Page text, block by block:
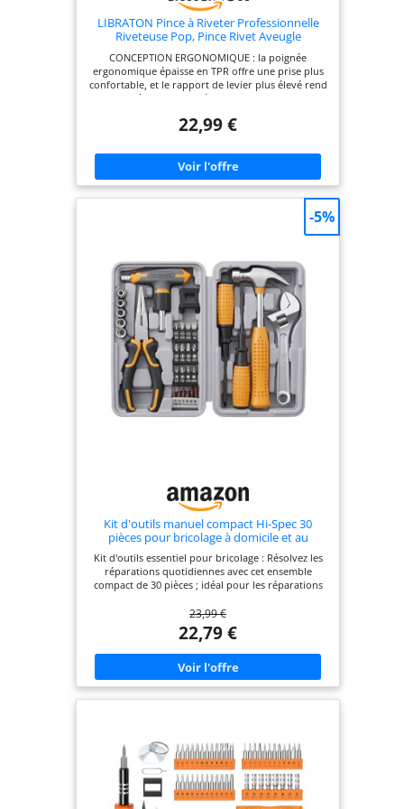
LIBRATON Pince à Riveter Professionnelle
Riveteuse Pop, Pince Rivet Aveugle
CONCEPTION ERGONOMIQUE : la poignée
ergonomique épaisse en TPR offre une prise plus
confortable, et le rapport de levier plus élevé rend
le pistolet à riveter plus économique. Le verrou de
SIMPLE À UTILISER : le kit de pince à riveter pop
de 2,4 mm (3/32"), 3,2 mm (1/8" ), 4 mm (5/32") et
4,8 mm (3/16") pour un remplacement et un
entretien faciles, gardant le travail de l'outil de
rivetage plus efficace. Chaque taille est équipée de
L'outil de rivetage a un corps épaissi de haute
qualité, suffisamment solide et durable pour
durée de vie. LARGE APPLICATION : cet ensemble
de riveteuse manuel professionnel est parfait
pour le travail du métal, la réparation automobile,
la réparation de CVC, les projets de toile et
d'autres applications. Veuillez partager avec nous
toutes vos questions sur Libraton kit de riveteuse
pop, c'est notre plaisir de vous aider. CONTENU
DE L'EMBALLAGE : cet ensemble de pince rivet
aveugle comprend 1 * pistolet à rivets, 4 * forets
HSS, 1 * buse de retrait et 120 * rivets en
aluminium (30 pièces de chaque taille). La buse de
retrait sert à retirer la tige de rivet coincée
22,99 €
Kit d'outils manuel compact Hi-Spec 30
pièces pour bricolage à domicile et au
bureau
Kit d'outils essentiel pour bricolage : Résolvez les
réparations quotidiennes avec cet ensemble
compact de 30 pièces ; idéal pour les réparations
général dans les maisons, bureaux ou
appartements Outils durables et pratiques :
Comprend des pinces, une poignée de vissage
polyvalente et des embouts, une clé, un marteau
et des douilles ; fabriqués en acier au carbone et
plaqués chrome pour une fiabilité maximale dans
tous vos travaux d'amélioration à domicile
précision, et un outil de magnétisation ; convient
pour assembler des meubles, réparer des
appareils ou réaliser de petits projets Idéal pour
les débutants et les bricoleurs : Un kit d'outils de
départ idéal et un cadeau pour les propriétaires,
23,99 €
22,79 €
-5%